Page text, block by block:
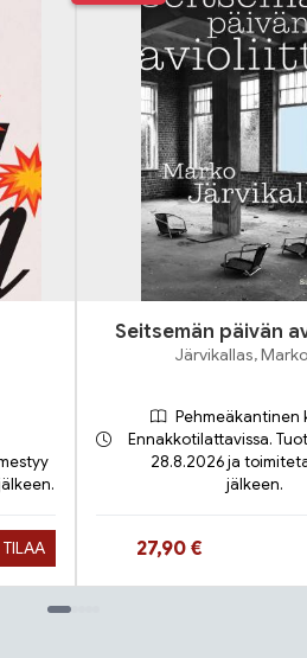
TILAA
Seitsemän päivän
Järvikallas, Marko
Pehmeäkantinen
Ennakkotilattavissa.
28.8.2026 ja
jälkeen.
Hinta nyt
27,90 €